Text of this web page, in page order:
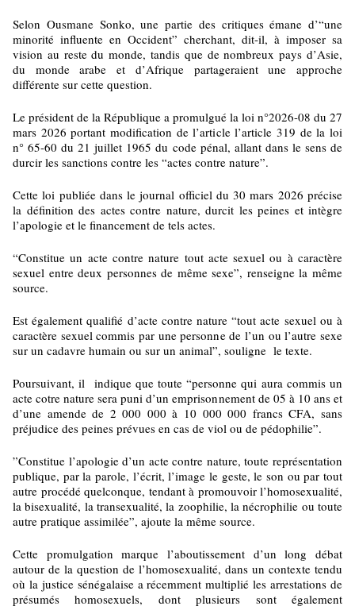
Selon Ousmane Sonko, une partie des critiques émane d’“une
minorité influente en Occident” cherchant, dit-il, à imposer sa
vision au reste du monde, tandis que de nombreux pays d’Asie,
du monde arabe et d’Afrique partageraient une approche
différente sur cette question.
Le président de la République a promulgué la loi n°2026-08 du 27
mars 2026 portant modification de l’article l’article 319 de la loi
n° 65-60 du 21 juillet 1965 du code pénal, allant dans le sens de
durcir les sanctions contre les “actes contre nature”.
Cette loi publiée dans le journal officiel du 30 mars 2026 précise
la définition des actes contre nature, durcit les peines et intègre
l’apologie et le financement de tels actes.
“Constitue un acte contre nature tout acte sexuel ou à caractère
sexuel entre deux personnes de même sexe”, renseigne la même
source.
Est également qualifié d’acte contre nature “tout acte sexuel ou à
caractère sexuel commis par une personne de l’un ou l’autre sexe
sur un cadavre humain ou sur un animal”, souligne le texte.
Poursuivant, il indique que toute “personne qui aura commis un
acte cotre nature sera puni d’un emprisonnement de 05 à 10 ans et
d’une amende de 2 000 000 à 10 000 000 francs CFA, sans
préjudice des peines prévues en cas de viol ou de pédophilie”.
”Constitue l’apologie d’un acte contre nature, toute représentation
publique, par la parole, l’écrit, l’image le geste, le son ou par tout
autre procédé quelconque, tendant à promouvoir l’homosexualité,
la bisexualité, la transexualité, la zoophilie, la nécrophilie ou toute
autre pratique assimilée”, ajoute la même source.
Cette promulgation marque l’aboutissement d’un long débat
autour de la question de l’homosexualité, dans un contexte tendu
où la justice sénégalaise a récemment multiplié les arrestations de
présumés homosexuels, dont plusieurs sont également